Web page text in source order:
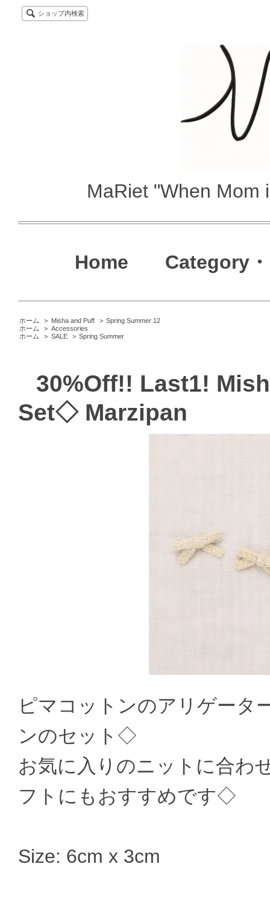
ショップ内検索
MaRiet "When Mom
Home Category
ホーム > Misha and Puff > Spring Summer 12
ホーム
> Accessories
ホーム
> SALE > Spring Summer
30%Off!! Last1!
Set◇ Marzipan
ピマコットンのアリゲータ
ンのセット◇
お気に入りのニットに合わ
フトにもおすすめです◇
Size: 6cm x 3cm